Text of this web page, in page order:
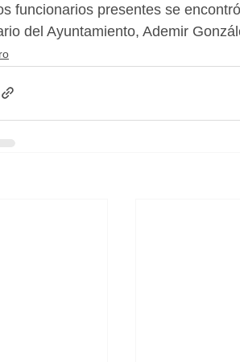
funcionarios presentes se
del Ayuntamiento, Ademir